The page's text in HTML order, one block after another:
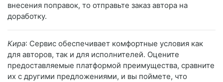
внесения поправок, то отправьте заказ автора на
доработку.
Кира: Сервис обеспечивает комфортные условия как
для авторов, так и для исполнителей. Оцените
предоставляемые платформой преимущества, сравните
их с другими предложениями, и вы поймете, что